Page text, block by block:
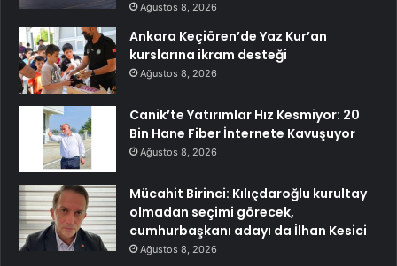
Ağustos 8, 2026
Ankara Keçiören’de Yaz Kur’an
kurslarına ikram desteği
Ağustos 8, 2026
Canik’te Yatırımlar Hız Kesmiyor: 20
Bin Hane Fiber İnternete Kavuşuyor
Ağustos 8, 2026
Mücahit Birinci: Kılıçdaroğlu kurultay
olmadan seçimi görecek,
cumhurbaşkanı adayı da İlhan Kesici
Ağustos 8, 2026